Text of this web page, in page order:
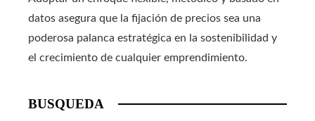
datos asegura que la fijación de precios sea una
poderosa palanca estratégica en la sostenibilidad y
el crecimiento de cualquier emprendimiento.
BUSQUEDA